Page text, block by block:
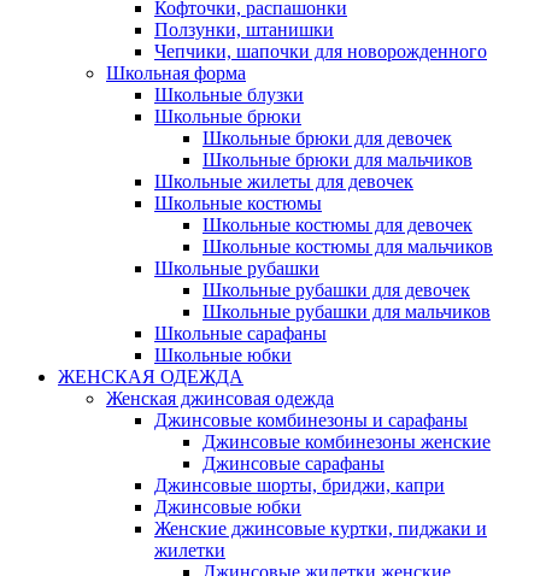
Кофточки, распашонки
Ползунки, штанишки
Чепчики, шапочки для новорожденного
Школьная форма
Школьные блузки
Школьные брюки
Школьные брюки для девочек
Школьные брюки для мальчиков
Школьные жилеты для девочек
Школьные костюмы
Школьные костюмы для девочек
Школьные костюмы для мальчиков
Школьные рубашки
Школьные рубашки для девочек
Школьные рубашки для мальчиков
Школьные сарафаны
Школьные юбки
ЖЕНСКАЯ ОДЕЖДА
Женская джинсовая одежда
Джинсовые комбинезоны и сарафаны
Джинсовые комбинезоны женские
Джинсовые сарафаны
Джинсовые шорты, бриджи, капри
Джинсовые юбки
Женские джинсовые куртки, пиджаки и
жилетки
Джинсовые жилетки женские